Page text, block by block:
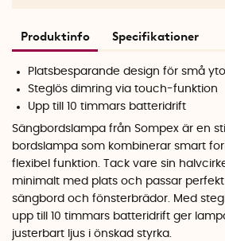
Produktinfo Specifikationer
Platsbesparande design för små
Steglös dimring via touch-funktion
Upp till 10 timmars batteridrift
Sängbordslampa från Sompex är en
bordslampa som kombinerar smart
flexibel funktion. Tack vare sin
minimalt med plats och passar
sängbord och fönsterbrädor. Med
upp till 10 timmars batteridrift ger
justerbart ljus i önskad styrka.